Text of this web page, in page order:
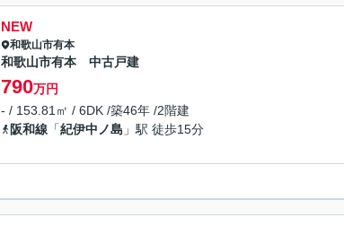
NEW
和歌山市有本
和歌山市有本 中古戸建
790万円
- / 153.81㎡ / 6DK /築46年 /2階建
阪和線 「紀伊中ノ島 」駅 徒歩15分